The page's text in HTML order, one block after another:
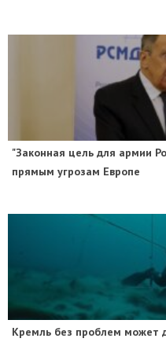
"Законная цель для армии
прямым угрозам Европе
​Кремль без проблем может